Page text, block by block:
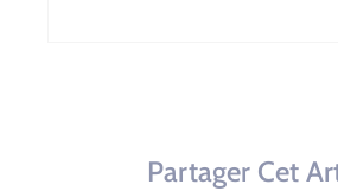
Partager Cet